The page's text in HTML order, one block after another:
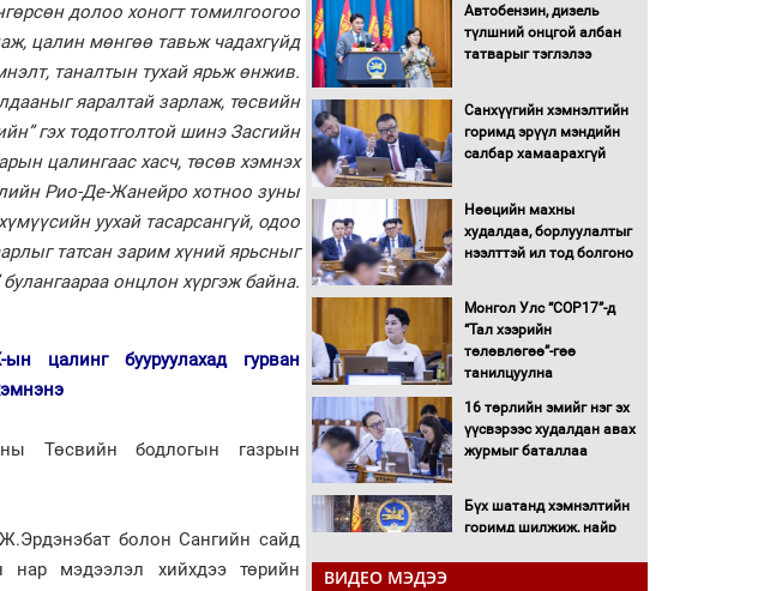
долоо хоногт томилгоогоо
цалин мөнгөө тавьж чадахгүйд
таналтын тухай ярьж өнжив.
яаралтай зарлаж, төсвийн
гэх тодотголтой шинэ Засгийн
цалингаас хасч, төсөв хэмнэх
Рио-Де-Жанейро хотноо зуны
уухай тасарсангүй, одоо
татсан зарим хүний ярьсныг
булангаараа онцлон хүргэж байна.
цалинг бууруулахад гурван
Төсвийн бодлогын газрын
болон Сангийн сайд
нар мэдээлэл хийхдээ төрийн
Автобензин, дизель
түлшний онцгой албан
татварыг тэглэлээ
Санхүүгийн хэмнэлтийн
горимд эрүүл мэндийн
салбар хамаарахгүй
Нөөцийн махны
худалдаа, борлуулалтыг
нээлттэй ил тод болгоно
Монгол Улс “COP17”-д
“Тал хээрийн
төлөвлөгөө”-гөө
танилцуулна
16 төрлийн эмийг нэг эх
үүсвэрээс худалдан авах
журмыг баталлаа
Бүх шатанд хэмнэлтийн
горимд шилжиж, найр
ВИДЕО МЭДЭЭ